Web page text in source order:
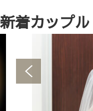
新着カップ